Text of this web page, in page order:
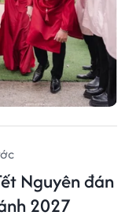
Nguyên đán
2027